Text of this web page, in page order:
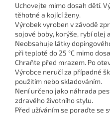
Uchovejte mimo dosah dětí.
těhotné a kojící ženy.
Výrobek vyroben v závodě
sojové boby, korýše, rybí olej
Neobsahuje látky
při teplotě do 25 °C mimo
Chraňte před mrazem. Po
Výrobce neručí za případné
použitím nebo skladováním.
Není určeno jako náhrada
zdravého životního stylu.
Před užíváním se poraďte se